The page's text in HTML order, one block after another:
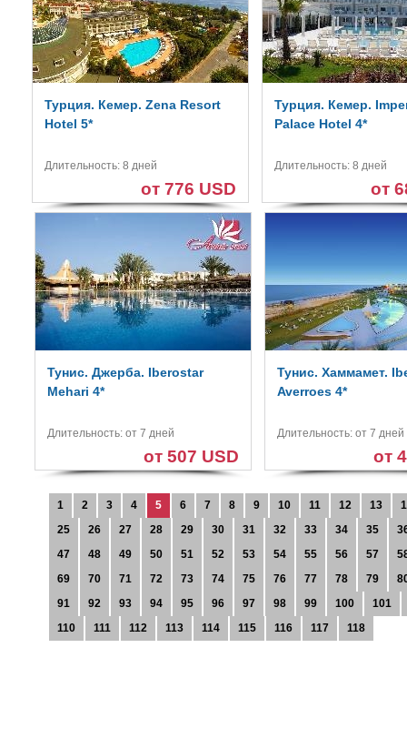
Турция. Кемер. Zena Resort
Hotel 5*
Длительность: 8 дней
от 776 USD
Турция. Кемер.
Palace Hotel 4*
Длительность: 8 дней
от
Тунис. Джерба. Iberostar
Mehari 4*
Длительность: от 7 дней
от 507 USD
Тунис. Хаммамет.
Averroes 4*
Длительность: от 7 дней
от
1 2 3 4 5 6 7 8 9 10 11 12 13
25
26 27 28 29 30 31 32 33 34 35
47
48 49 50 51 52 53 54 55 56 57
69
70 71 72 73 74 75 76 77 78 79
91
92 93 94 95 96 97 98 99 100
101
110
111 112 113 114 115 116 117 118